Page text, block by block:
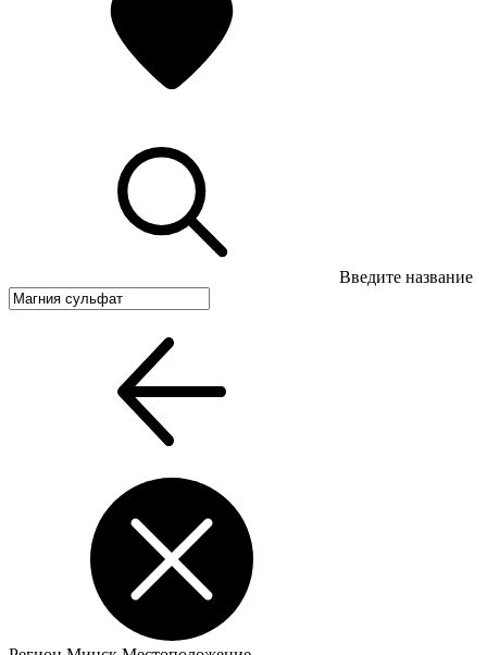
Введите название